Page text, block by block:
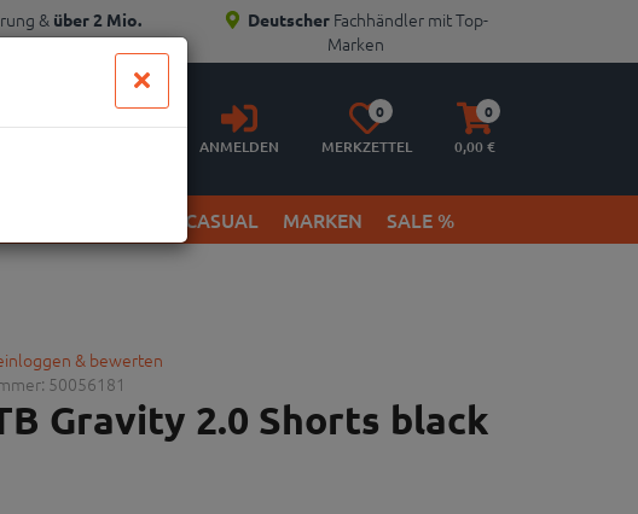
& über 2 Mio. Deutscher Fachhändler mit Top-
Marken
Anmelden
ANMELDEN
Merkzettel
aufklappen
0
MERKZETTEL
Warenkorb
aufklappen
0
0,00 €
STREETWEAR & CASUAL MARKEN SALE %
& bewerten
50056181
Gravity 2.0 Shorts black